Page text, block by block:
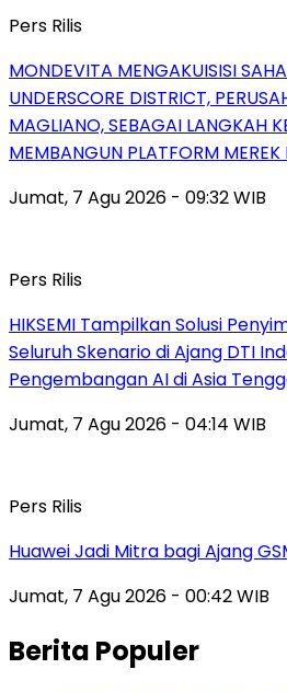
Pers Rilis
MONDEVITA MENGAKUISISI
UNDERSCORE DISTRICT,
MAGLIANO, SEBAGAI LANGKAH
MEMBANGUN PLATFORM
Jumat, 7 Agu 2026 - 09:32 WIB
Pers Rilis
HIKSEMI Tampilkan Solusi
Seluruh Skenario di Ajang DTI
Pengembangan AI di Asia
Jumat, 7 Agu 2026 - 04:14 WIB
Pers Rilis
Huawei Jadi Mitra bagi Ajang
Jumat, 7 Agu 2026 - 00:42 WIB
Berita Populer